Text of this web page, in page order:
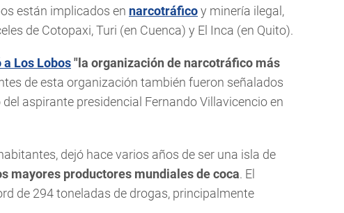
están implicados en narcotráficoy minería ilegal,
de Cotopaxi, Turi (en Cuenca) y El Inca (en Quito).
a Los Lobos"la organización de narcotráfico más
de esta organización también fueron señalados
aspirante presidencial Fernando Villavicencio en
dejó hace varios años de ser una isla de
mayores productores mundiales de coca. El
de 294 toneladas de drogas, principalmente